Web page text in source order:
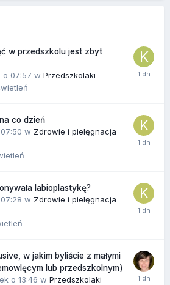
w przedszkolu jest zbyt
o 07:57 w Przedszkolaki
co dzień
w Zdrowie i pielęgnacja
labioplastykę?
w Zdrowie i pielęgnacja
w jakim byliście z małymi
lub przedszkolnym)
o 13:46 w Przedszkolaki